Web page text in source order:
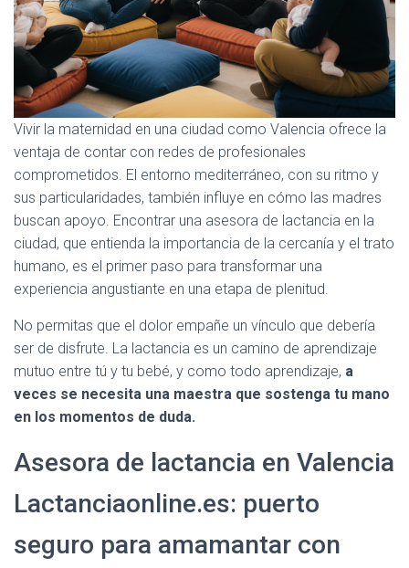
Vivir la maternidad en una ciudad como Valencia ofrece la
ventaja de contar con redes de profesionales
comprometidos. El entorno mediterráneo, con su ritmo y
sus particularidades, también influye en cómo las madres
buscan apoyo. Encontrar una asesora de lactancia en la
ciudad, que entienda la importancia de la cercanía y el trato
humano, es el primer paso para transformar una
experiencia angustiante en una etapa de plenitud.
No permitas que el dolor empañe un vínculo que debería
ser de disfrute. La lactancia es un camino de aprendizaje
mutuo entre tú y tu bebé, y como todo aprendizaje, a
veces se necesita una maestra que sostenga tu mano
en los momentos de duda.
Asesora de lactancia en Valencia
Lactanciaonline.es: puerto
seguro para amamantar con